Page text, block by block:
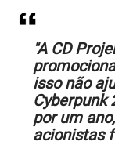
"A CD
isso não
Cyberpunk
por um
acionistas